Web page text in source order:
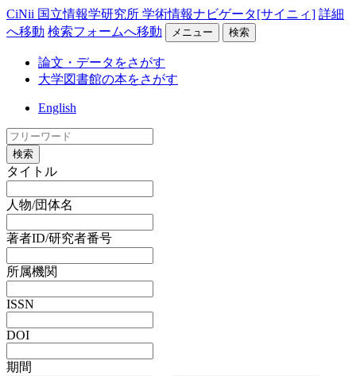
CiNii 国立情報学研究所 学術情報ナビゲータ[サイニィ] 詳細
へ移動 検索フォームへ移動 メニュー 検索
論文・データをさがす
大学図書館の本をさがす
English
検索
タイトル
人物/団体名
著者ID/研究者番号
所属機関
ISSN
DOI
期間